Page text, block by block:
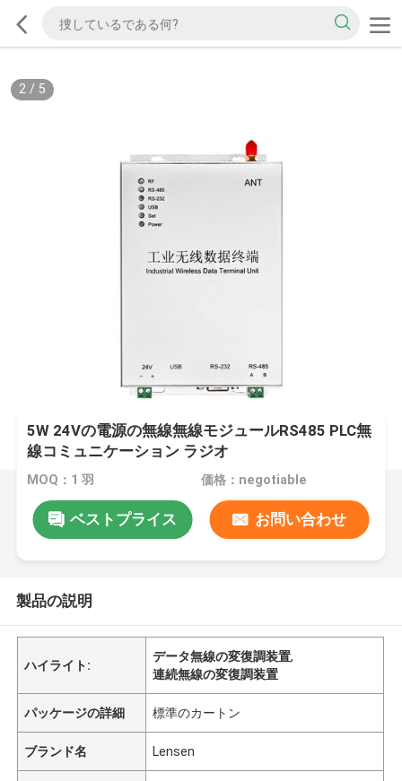
2/ 5
5W 24Vの電源の無線無線モジュールRS485 PLC無
線コミュニケーション ラジオ
MOQ：1 羽 価格：negotiable
ベストプライス お問い合わせ
製品の説明
ハイライト:
データ無線の変復調装置,
連続無線の変復調装置
パッケージの詳細 標準のカートン
ブランド名 Lensen